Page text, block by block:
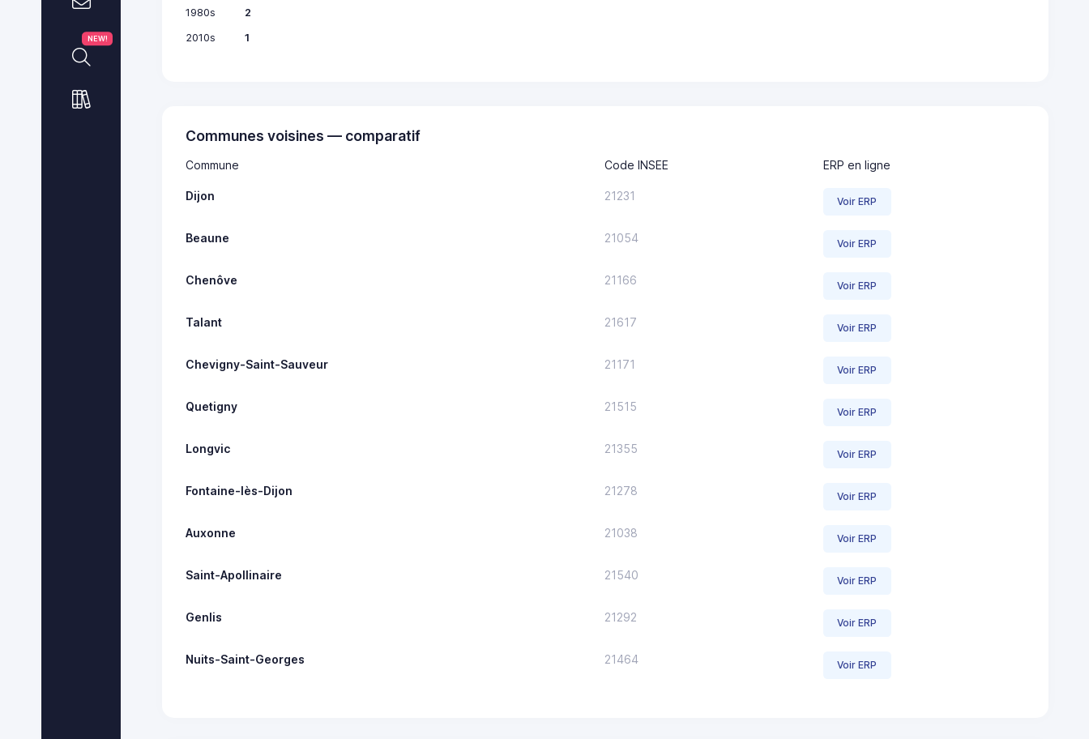
NEW!
1980s
2
2010s
1
Communes voisines — comparatif
Commune Code INSEE ERP en ligne
Dijon 21231 Voir ERP
Beaune 21054 Voir ERP
Chenôve 21166 Voir ERP
Talant 21617 Voir ERP
Chevigny-Saint-Sauveur 21171 Voir ERP
Quetigny 21515 Voir ERP
Longvic 21355 Voir ERP
Fontaine-lès-Dijon 21278 Voir ERP
Auxonne 21038 Voir ERP
Saint-Apollinaire 21540 Voir ERP
Genlis 21292 Voir ERP
Nuits-Saint-Georges 21464 Voir ERP